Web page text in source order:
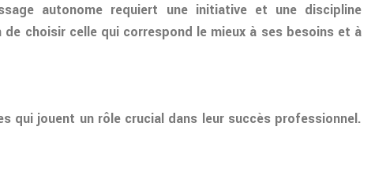
autonome requiert une initiative et une discipline
choisir celle qui correspond le mieux à ses besoins et à
qui jouent un rôle crucial dans leur succès professionnel.